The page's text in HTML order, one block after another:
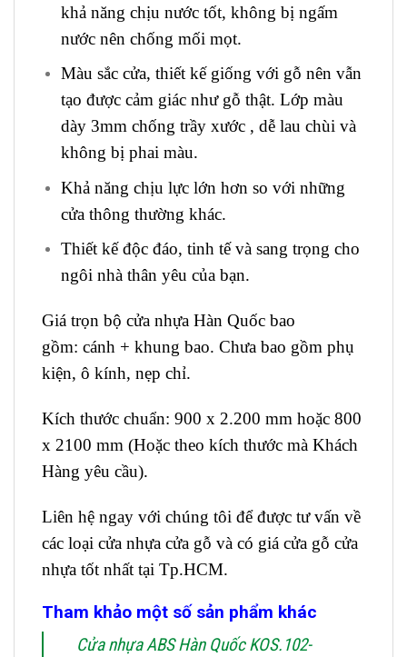
khả năng chịu nước tốt, không bị ngấm
nước nên chống mối mọt.
Màu sắc cửa, thiết kế giống với gỗ nên vẫn
tạo được cảm giác như gỗ thật. Lớp màu
dày 3mm chống trầy xước , dễ lau chùi và
không bị phai màu.
Khả năng chịu lực lớn hơn so với những
cửa thông thường khác.
Thiết kế độc đáo, tinh tế và sang trọng cho
ngôi nhà thân yêu của bạn.
Giá trọn bộ cửa nhựa Hàn Quốc bao
gồm: cánh + khung bao. Chưa bao gồm phụ
kiện, ô kính, nẹp chỉ.
Kích thước chuẩn: 900 x 2.200 mm hoặc 800
x 2100 mm (Hoặc theo kích thước mà Khách
Hàng yêu cầu).
Liên hệ ngay với chúng tôi để được tư vấn về
các loại cửa nhựa cửa gỗ và có giá cửa gỗ cửa
nhựa tốt nhất tại Tp.HCM.
Tham khảo một số sản phẩm khác
Cửa nhựa ABS Hàn Quốc KOS.102-